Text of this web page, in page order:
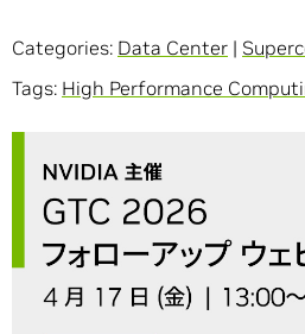
Categories: Data Center |
Tags: High Performance